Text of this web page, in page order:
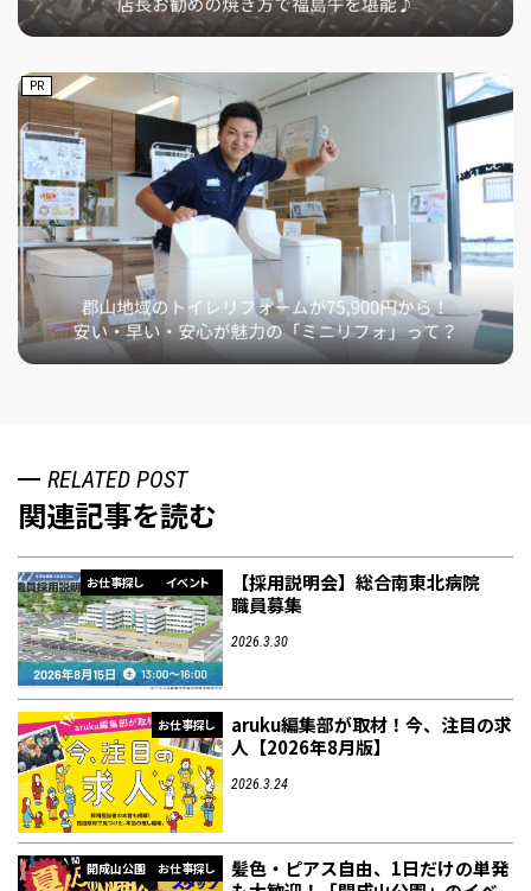
PR
RELATED POST
関連記事を読む
お仕事探し イベント
【採用説明会】総合南東北病院
職員募集
2026.3.30
お仕事探し
aruku編集部が取材！今、注目の求
人【2026年8月版】
2026.3.24
開成山公園 お仕事探し
髪色・ピアス自由、1日だけの単発